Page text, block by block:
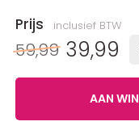
Prijs inclusief BTW
59,99 39,99